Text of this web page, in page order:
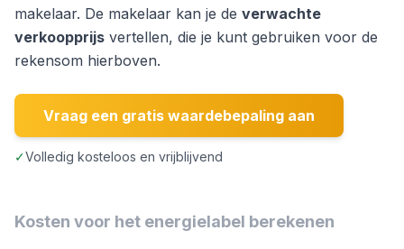
makelaar. De makelaar kan je de verwachte
verkoopprijs vertellen, die je kunt gebruiken voor de
rekensom hierboven.
Vraag een gratis waardebepaling aan
✓Volledig kosteloos en vrijblijvend
Kosten voor het energielabel berekenen